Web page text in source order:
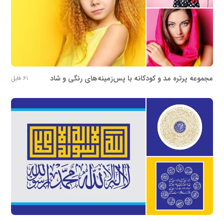
مجموعه پرتره مد و کودکانه با پس‌زمینه‌های رنگی و شاد 61 فایل